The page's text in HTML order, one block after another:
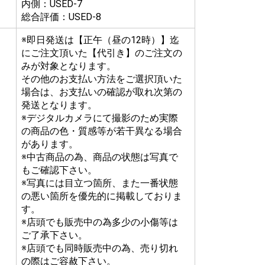
内側：USED-7
総合評価：USED-8
※即日発送は【正午（昼の12時）】迄
にご注文頂いた【代引き】のご注文の
みが対象となります。
その他のお支払い方法をご選択頂いた
場合は、お支払いの確認が取れ次第の
発送となります。
※デジタルカメラにて撮影のため実際
の商品の色・質感等が若干異なる場合
があります。
※中古商品の為、商品の状態は写真で
もご確認下さい。
※写真には目立つ箇所、また一番状態
の悪い箇所を優先的に掲載しておりま
す。
※店頭でも販売中の為多少の小傷等は
ご了承下さい。
※店頭でも同時販売中の為、売り切れ
の際はご容赦下さい。